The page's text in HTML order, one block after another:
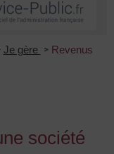
Je gère > Revenus
société